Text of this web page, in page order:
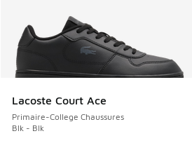
Lacoste Court Ace
Primaire-College Chaussures
Blk - Blk